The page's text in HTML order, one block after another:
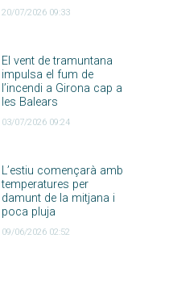
20/07/2026 09:33
El vent de tramuntana
impulsa el fum de
l’incendi a Girona cap a
les Balears
03/07/2026 09:24
L’estiu començarà amb
temperatures per
damunt de la mitjana i
poca pluja
09/06/2026 02:52